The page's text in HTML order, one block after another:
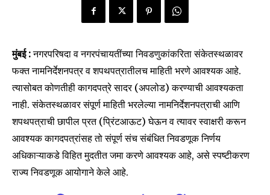
मुंबई :नगरपरिषदा व नगरपंचायतींच्या निवडणुकांकरिता संकेतस्थळावर
फक्त नामनिर्देशनपत्र व शपथपत्रातीलच माहिती भरणे आवश्यक आहे.
त्यासोबत कोणतीही कागदपत्रे सादर (अपलोड) करण्याची आवश्यकता
नाही. संकेतस्थळावर संपूर्ण माहिती भरलेल्या नामनिर्देशनपत्राची आणि
शपथपत्राची छापील प्रत (प्रिंटआऊट) घेऊन व त्यावर स्वाक्षरी करून
आवश्यक कागदपत्रांसह तो संपूर्ण संच संबंधित निवडणूक निर्णय
अधिकाऱ्याकडे विहित मुदतीत जमा करणे आवश्यक आहे, असे स्पष्टीकरण
राज्य निवडणूक आयोगाने केले आहे.